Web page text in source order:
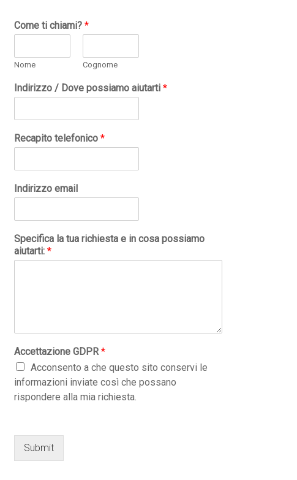
Come ti chiami?*
Nome Cognome
Indirizzo / Dove possiamo aiutarti*
Recapito telefonico*
Indirizzo email
Specifica la tua richiesta e in cosa possiamo
aiutarti:*
Accettazione GDPR*
Acconsento a che questo sito conservi le
informazioni inviate così che possano
rispondere alla mia richiesta.
Submit